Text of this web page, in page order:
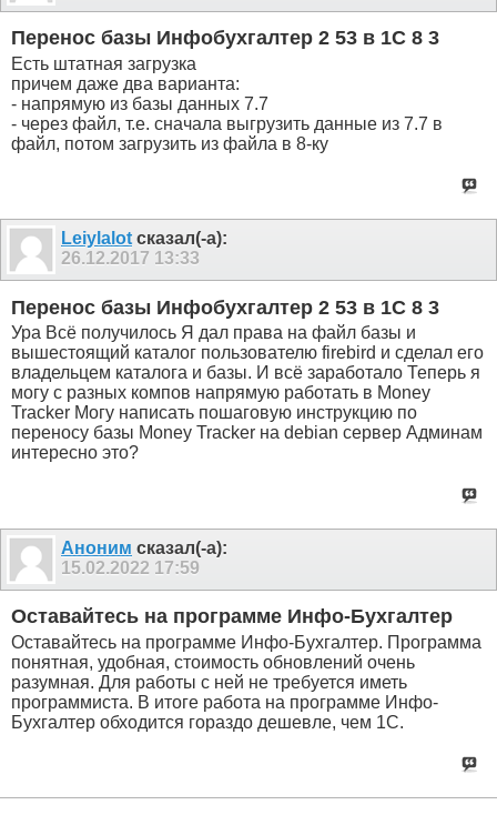
Перенос базы Инфобухгалтер 2 53 в 1С 8 3
Есть штатная загрузка
причем даже два варианта:
- напрямую из базы данных 7.7
- через файл, т.е. сначала выгрузить данные из 7.7 в
файл, потом загрузить из файла в 8-ку
Leiylalot сказал(-а):
26.12.2017 13:33
Перенос базы Инфобухгалтер 2 53 в 1С 8 3
Ура Всё получилось Я дал права на файл базы и
вышестоящий каталог пользователю firebird и сделал его
владельцем каталога и базы. И всё заработало Теперь я
могу с разных компов напрямую работать в Money
Tracker Могу написать пошаговую инструкцию по
переносу базы Money Tracker на debian сервер Админам
интересно это?
Аноним сказал(-а):
15.02.2022 17:59
Оставайтесь на программе Инфо-Бухгалтер
Оставайтесь на программе Инфо-Бухгалтер. Программа
понятная, удобная, стоимость обновлений очень
разумная. Для работы с ней не требуется иметь
программиста. В итоге работа на программе Инфо-
Бухгалтер обходится гораздо дешевле, чем 1С.